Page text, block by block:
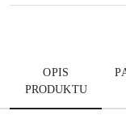
OPIS
PRODUKTU